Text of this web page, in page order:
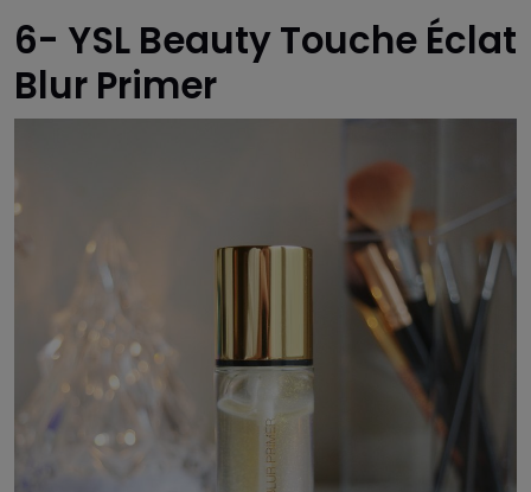
6- YSL Beauty Touche Éclat
Blur Primer